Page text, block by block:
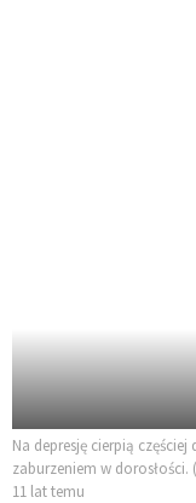
Na depresję cierpią
zaburzeniem w
11 lat temu